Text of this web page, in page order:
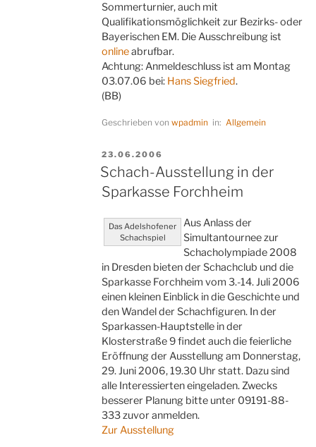
Sommerturnier, auch mit
Qualifikationsmöglichkeit zur Bezirks- oder
Bayerischen EM. Die Ausschreibung ist
onlineabrufbar.
Achtung: Anmeldeschluss ist am Montag
03.07.06 bei: Hans Siegfried.
(BB)
Geschrieben vonwpadmin in: Allgemein
VERÖFFENTLICHT
AM
23.06.2006
Schach-Ausstellung in der
Sparkasse Forchheim
Das Adelshofener
Schachspiel
Aus Anlass der
Simultantournee zur
Schacholympiade 2008
in Dresden bieten der Schachclub und die
Sparkasse Forchheim vom 3.-14. Juli 2006
einen kleinen Einblick in die Geschichte und
den Wandel der Schachfiguren. In der
Sparkassen-Hauptstelle in der
Klosterstraße 9 findet auch die feierliche
Eröffnung der Ausstellung am Donnerstag,
29. Juni 2006, 19.30 Uhr statt. Dazu sind
alle Interessierten eingeladen. Zwecks
besserer Planung bitte unter 09191-88-
333 zuvor anmelden.
Zur Ausstellung